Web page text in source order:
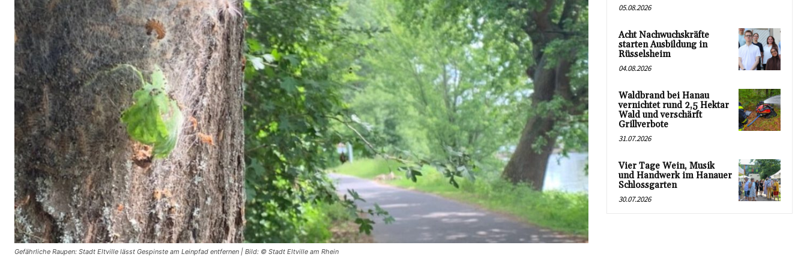
Gefährliche Raupen: Stadt Eltville lässt Gespinste am Leinpfad entfernen | Bild: © Stadt Eltville am Rhein
05.08.2026
Acht Nachwuchskräfte
starten Ausbildung in
Rüsselsheim
04.08.2026
Waldbrand bei Hanau
vernichtet rund 2,5 Hektar
Wald und verschärft
Grillverbote
31.07.2026
Vier Tage Wein, Musik
und Handwerk im Hanauer
Schlossgarten
30.07.2026